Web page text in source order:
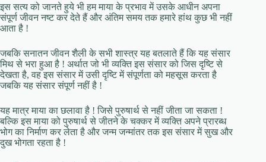
इस सत्य को जानते हुये भी हम माया के प्रभाव में उसके आधीन अपना
संपूर्ण जीवन नष्ट कर देते हैं और अंतिम समय तक हमारे हांथ कुछ भी नहीं
आता है !
जबकि सनातन जीवन शैली के सभी शास्त्र यह बतलाते हैं कि यह संसार
मिथ से भरा हुआ है ! अर्थात जो भी व्यक्ति इस संसार को जिस दृष्टि से
देखता है, वह इस संसार में उसी दृष्टि में संपूर्णता को महसूस करता है
जबकि यह संसार संपूर्ण नहीं है !
यह मात्र माया का छलावा है ! जिसे पुरुषार्थ से नहीं जीता जा सकता !
बल्कि इस माया को पुरुषार्थ से जीतने के चक्कर में व्यक्ति अपने प्रारब्ध
भोग का निर्माण कर लेता है और जन्म जन्मांतर तक इस संसार में सुख और
दुख भोगता रहता है !